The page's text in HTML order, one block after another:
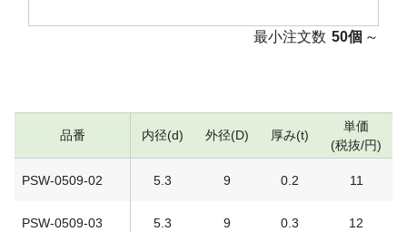
最小注文数 50個 ～
品番 内径(d) 外径(D) 厚み(t)
単価
(税抜/円)
PSW-0509-02 5.3 9 0.2 11
PSW-0509-03 5.3 9 0.3 12